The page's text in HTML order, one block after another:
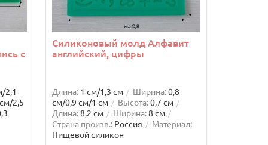
13366
с
2,1
2,5
Силиконовый молд Алфавит
английский, цифры
Длина: 1 см/1,3 см Ширина:0,8
см/0,9 см/1 см
Высота:0,7 см
Длина:8,2 см Ширина:8 см
Страна произв.: Россия
Материал:
Пищевой силикон